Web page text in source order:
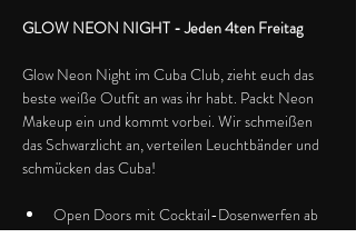
GLOW NEON NIGHT - Jeden 4ten Freitag
Glow Neon Night im Cuba Club, zieht euch das
beste weiße Outfit an was ihr habt. Packt Neon
Makeup ein und kommt vorbei. Wir schmeißen
das Schwarzlicht an, verteilen Leuchtbänder und
schmücken das Cuba!
Open Doors mit Cocktail-Dosenwerfen ab